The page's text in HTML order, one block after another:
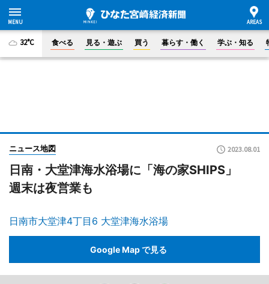
32°C 食べる 見る・遊ぶ 買う 暮らす・働く 学ぶ・知る
ニュース地図 2023.08.01
日南・大堂津海水浴場に「海の家SHIPS」
週末は夜営業も
日南市大堂津4丁目6 大堂津海水浴場
Google Map で見る